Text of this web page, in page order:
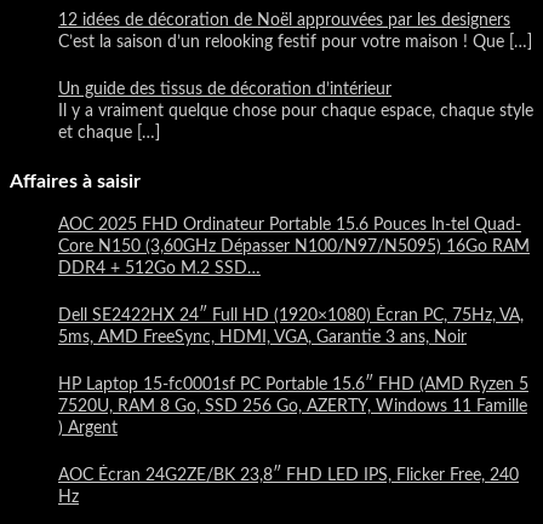
12 idées de décoration de Noël approuvées par les designers
C’est la saison d’un relooking festif pour votre maison ! Que
[…]
Un guide des tissus de décoration d’intérieur
Il y a vraiment quelque chose pour chaque espace, chaque style
et chaque
[…]
Affaires à saisir
AOC 2025 FHD Ordinateur Portable 15.6 Pouces ln-tel Quad-
Core N150 (3,60GHz Dépasser N100/N97/N5095) 16Go RAM
DDR4 + 512Go M.2 SSD…
Dell SE2422HX 24″ Full HD (1920×1080) Écran PC, 75Hz, VA,
5ms, AMD FreeSync, HDMI, VGA, Garantie 3 ans, Noir
HP Laptop 15-fc0001sf PC Portable 15.6″ FHD (AMD Ryzen 5
7520U, RAM 8 Go, SSD 256 Go, AZERTY, Windows 11 Famille
) Argent
AOC Écran 24G2ZE/BK 23,8″ FHD LED IPS, Flicker Free, 240
Hz